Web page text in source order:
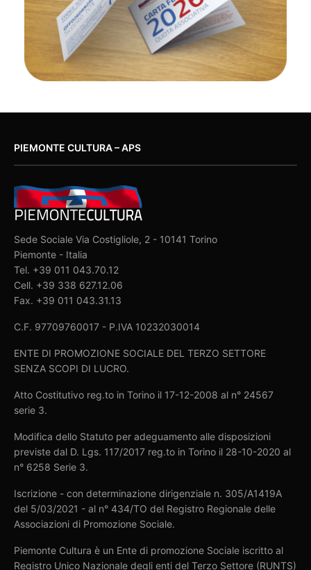
PIEMONTE CULTURA – APS
Sede Sociale Via Costigliole, 2 - 10141 Torino
Piemonte - Italia
Tel. +39 011 043.70.12
Cell. +39 338 627.12.06
Fax. +39 011 043.31.13
C.F. 97709760017 - P.IVA 10232030014
ENTE DI PROMOZIONE SOCIALE DEL TERZO SETTORE
SENZA SCOPI DI LUCRO.
Atto Costitutivo reg.to in Torino il 17-12-2008 al n° 24567
serie 3.
Modifica dello Statuto per adeguamento alle disposizioni
previste dal D. Lgs. 117/2017 reg.to in Torino il 28-10-2020 al
n° 6258 Serie 3.
Iscrizione - con determinazione dirigenziale n. 305/A1419A
del 5/03/2021 - al n° 434/TO del Registro Regionale delle
Associazioni di Promozione Sociale.
Piemonte Cultura è un Ente di promozione Sociale iscritto al
Registro Unico Nazionale degli enti del Terzo Settore (RUNTS)